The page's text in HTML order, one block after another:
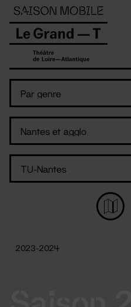
Panneau de gestion des cookies